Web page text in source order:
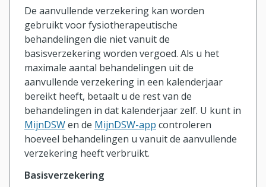
De aanvullende verzekering kan worden
gebruikt voor fysiotherapeutische
behandelingen die niet vanuit de
basisverzekering worden vergoed. Als u het
maximale aantal behandelingen uit de
aanvullende verzekering in een kalenderjaar
bereikt heeft, betaalt u de rest van de
behandelingen in dat kalenderjaar zelf. U kunt in
MijnDSWen de MijnDSW-app controleren
hoeveel behandelingen u vanuit de aanvullende
verzekering heeft verbruikt.
Basisverzekering